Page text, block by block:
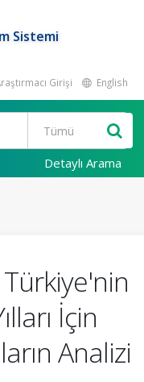
Sistemi
Girişi English
Detaylı Arama
İçin
Analizi